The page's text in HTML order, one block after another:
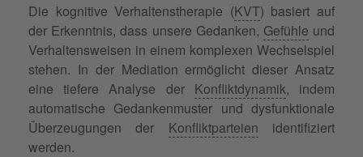
Die kognitive Verhaltenstherapie (KVT) basiert auf
der Erkenntnis, dass unsere Gedanken, Gefühle und
Verhaltensweisen in einem komplexen Wechselspiel
stehen. In der Mediation ermöglicht dieser Ansatz
eine tiefere Analyse der Konfliktdynamik, indem
automatische Gedankenmuster und dysfunktionale
Überzeugungen der Konfliktparteien identifiziert
werden.